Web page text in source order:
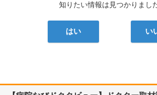
知りたい情報は見つかりまし
はい い